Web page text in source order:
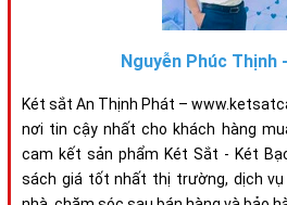
Nguyễn Phúc Thịnh
Két sắt An Thịnh Phát –
nơi tin cậy nhất cho khách hàng
cam kết sản phẩm Két Sắt - Két
sách giá tốt nhất thị trường, dịch